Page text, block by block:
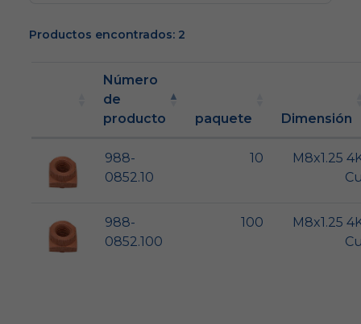
Productos encontrados: 2
Número
de
producto
paquete Dimensión
988-
0852.10
10
M8x1.25
988-
0852.100
100
M8x1.25